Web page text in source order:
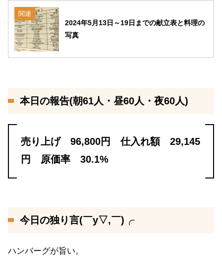
関連
2024年5月13日～19日までの献立表と料理の
写真
本日の報告(朝61人・昼60人・夜60人)
売り上げ 96,800円 仕入れ額 29,145
円 原価率 30.1%
今日の独り言(￣y▽,￣)╭
ハンバーグが旨い。